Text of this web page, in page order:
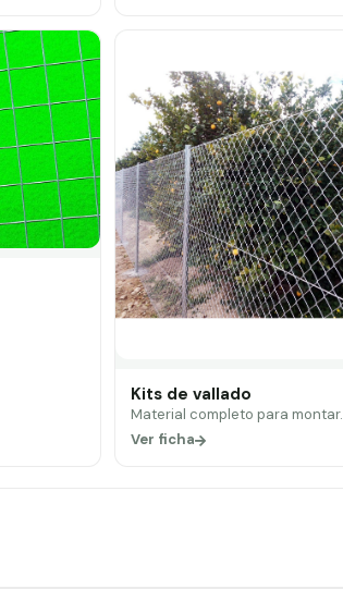
Kits de vallado
Material completo para montar.
Ver ficha